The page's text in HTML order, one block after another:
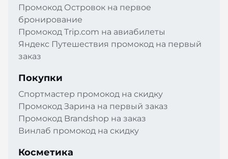
Промокод Островок на первое
бронирование
Промокод Trip.com на авиабилеты
Яндекс Путешествия промокод на первый
заказ
Покупки
Спортмастер промокод на скидку
Промокод Зарина на первый заказ
Промокод Brandshop на заказ
Винлаб промокод на скидку
Косметика